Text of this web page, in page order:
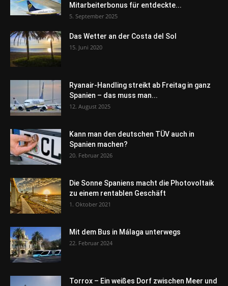
Mitarbeiterbonus für entdeckte...
5. September 2025
Das Wetter an der Costa del Sol
15. Juni 2020
Ryanair-Handling streikt ab Freitag in ganz
Spanien – das muss man...
12. August 2025
Kann man den deutschen TÜV auch in
Spanien machen?
20. Februar 2026
Die Sonne Spaniens macht die Photovoltaik
zu einem rentablen Geschäft
1. Oktober 2021
Mit dem Bus in Málaga unterwegs
22. Februar 2024
Torrox – Ein weißes Dorf zwischen Meer und